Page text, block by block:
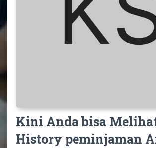
Kini Anda bisa
History peminjaman